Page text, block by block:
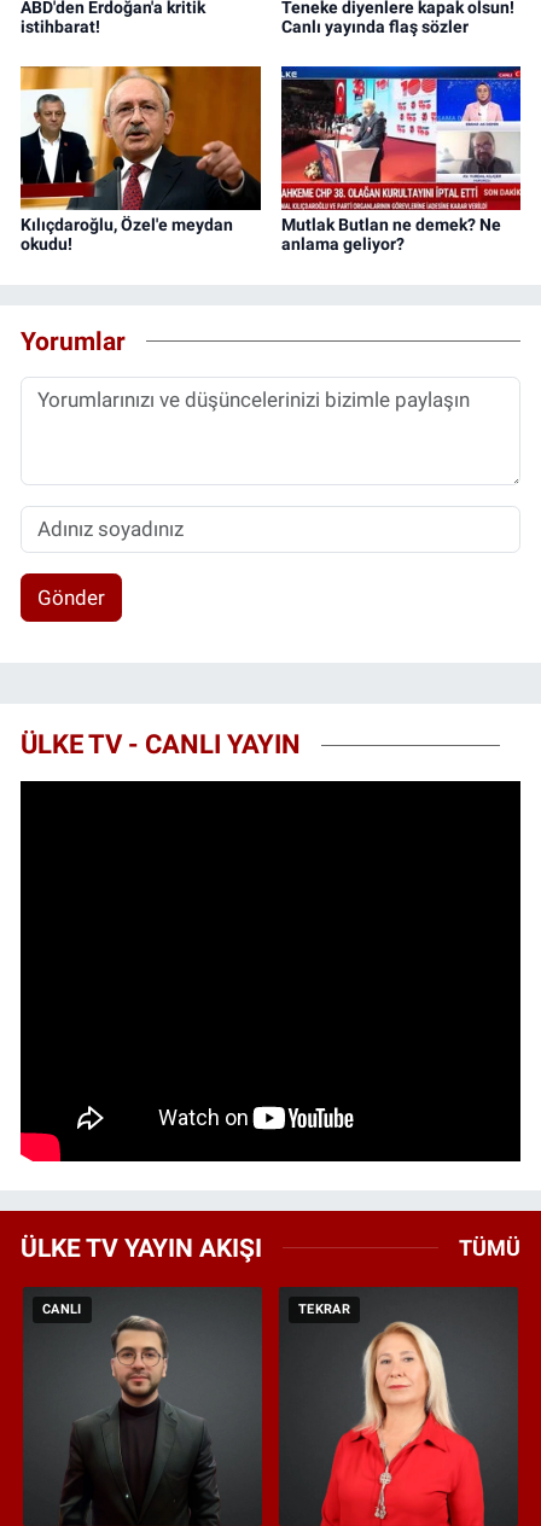
ABD'den Erdoğan'a kritik
istihbarat!
Teneke diyenlere kapak olsun!
Canlı yayında flaş sözler
Kılıçdaroğlu, Özel'e meydan
okudu!
Mutlak Butlan ne demek? Ne
anlama geliyor?
Yorumlar
Gönder
ÜLKE TV - CANLI YAYIN
ÜLKE TV YAYIN AKIŞI TÜMÜ
CANLI TEKRAR